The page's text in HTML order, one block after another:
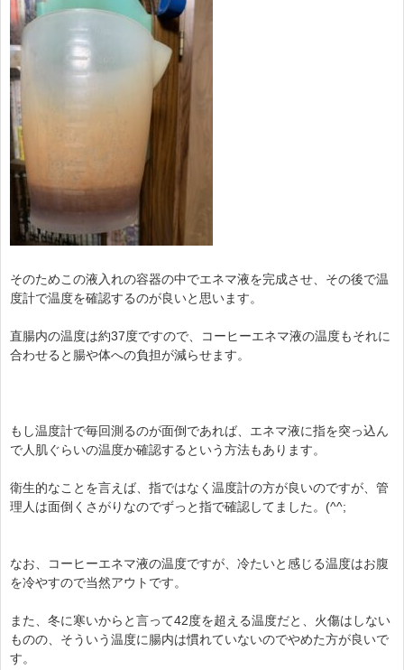
そのためこの液入れの容器の中でエネマ液を完成させ、その後で温
度計で温度を確認するのが良いと思います。
直腸内の温度は約37度ですので、コーヒーエネマ液の温度もそれに
合わせると腸や体への負担が減らせます。
もし温度計で毎回測るのが面倒であれば、エネマ液に指を突っ込ん
で人肌ぐらいの温度か確認するという方法もあります。
衛生的なことを言えば、指ではなく温度計の方が良いのですが、管
理人は面倒くさがりなのでずっと指で確認してました。(^^;
なお、コーヒーエネマ液の温度ですが、冷たいと感じる温度はお腹
を冷やすので当然アウトです。
また、冬に寒いからと言って42度を超える温度だと、火傷はしない
ものの、そういう温度に腸内は慣れていないのでやめた方が良いで
す。